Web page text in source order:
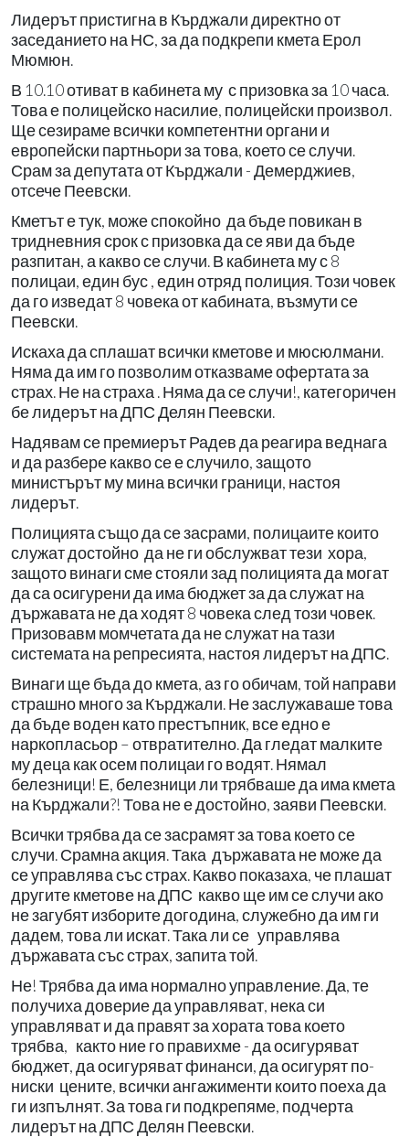
Лидерът пристигна в Кърджали директно от
заседанието на НС, за да подкрепи кмета Ерол
Мюмюн.
В 10.10 отиват в кабинета му с призовка за 10 часа.
Това е полицейско насилие, полицейски произвол.
Ще сезираме всички компетентни органи и
европейски партньори за това, което се случи.
Срам за депутата от Кърджали - Демерджиев,
отсече Пеевски.
Кметът е тук, може спокойно да бъде повикан в
тридневния срок с призовка да се яви да бъде
разпитан, а какво се случи. В кабинета му с 8
полицаи, един бус , един отряд полиция. Този човек
да го изведат 8 човека от кабината, възмути се
Пеевски.
Искаха да сплашат всички кметове и мюсюлмани.
Няма да им го позволим отказваме офертата за
страх. Не на страха . Няма да се случи!, категоричен
бе лидерът на ДПС Делян Пеевски.
Надявам се премиерът Радев да реагира веднага
и да разбере какво се е случило, защото
министърът му мина всички граници, настоя
лидерът.
Полицията също да се засрами, полицаите които
служат достойно да не ги обслужват тези хора,
защото винаги сме стояли зад полицията да могат
да са осигурени да има бюджет за да служат на
държавата не да ходят 8 човека след този човек.
Призовавм момчетата да не служат на тази
системата на репресията, настоя лидерът на ДПС.
Винаги ще бъда до кмета, аз го обичам, той направи
страшно много за Кърджали. Не заслужаваше това
да бъде воден като престъпник, все едно е
наркопласьор – отвратително. Да гледат малките
му деца как осем полицаи го водят. Нямал
белезници! Е, белезници ли трябваше да има кмета
на Кърджали?! Това не е достойно, заяви Пеевски.
Всички трябва да се засрамят за това което се
случи. Срамна акция. Така държавата не може да
се управлява със страх. Какво показаха, че плашат
другите кметове на ДПС какво ще им се случи ако
не загубят изборите догодина, служебно да им ги
дадем, това ли искат. Така ли се управлява
държавата със страх, запита той.
Не! Трябва да има нормално управление. Да, те
получиха доверие да управляват, нека си
управляват и да правят за хората това което
трябва, както ние го правихме - да осигуряват
бюджет, да осигуряват финанси, да осигурят по-
ниски цените, всички ангажименти които поеха да
ги изпълнят. За това ги подкрепяме, подчерта
лидерът на ДПС Делян Пеевски.